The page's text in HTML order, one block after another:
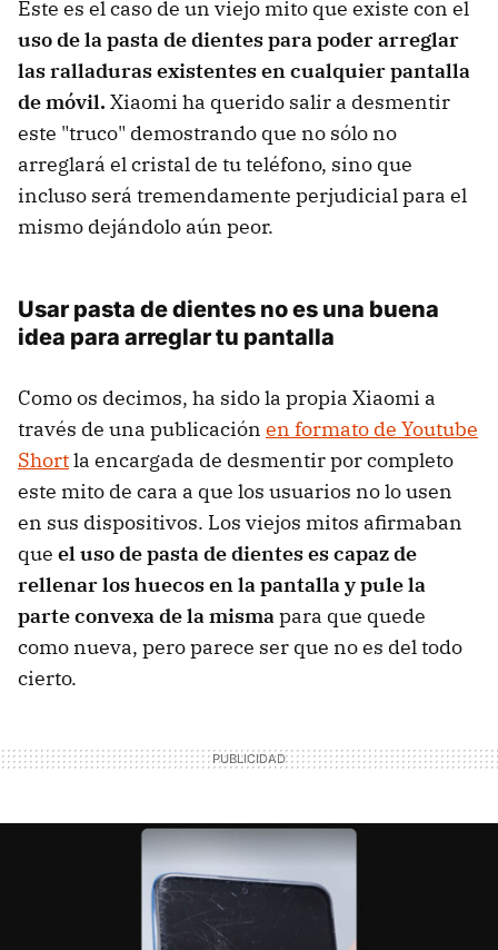
Este es el caso de un viejo mito que existe con el
uso de la pasta de dientes para poder arreglar
las ralladuras existentes en cualquier pantalla
de móvil. Xiaomi ha querido salir a desmentir
este "truco" demostrando que no sólo no
arreglará el cristal de tu teléfono, sino que
incluso será tremendamente perjudicial para el
mismo dejándolo aún peor.
Usar pasta de dientes no es una buena
idea para arreglar tu pantalla
Como os decimos, ha sido la propia Xiaomi a
través de una publicación en formato de Youtube
Shortla encargada de desmentir por completo
este mito de cara a que los usuarios no lo usen
en sus dispositivos. Los viejos mitos afirmaban
que el uso de pasta de dientes es capaz de
rellenar los huecos en la pantalla y pule la
parte convexa de la mismapara que quede
como nueva, pero parece ser que no es del todo
cierto.